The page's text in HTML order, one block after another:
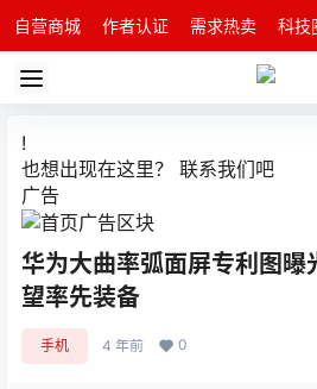
自营商城 作者认证 需求热卖 科技
!
也想出现在这里？ 联系我们吧
广告
华为大曲率弧面屏专利图
望率先装备
手机 4 年前 0